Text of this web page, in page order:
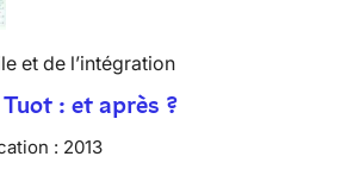
et de l’intégration
: et après ?
: 2013